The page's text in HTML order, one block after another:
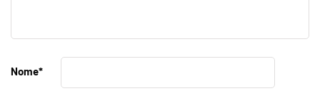
Nome*